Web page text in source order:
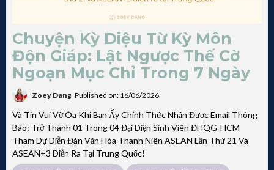
Chuyện Kỳ Diệu Từ Kỳ Môn
Độn Giáp: Lật Ngược Thế Cờ
Ngoạn Mục Chỉ Trong 7 Ngày
Zoey Dang Published on: 16/06/2026
Và Tin Vui Vỡ Òa Khi Bạn Ấy Chính Thức Nhận Được Email Thông
Báo: Trở Thành 01 Trong 04 Đại Diện Sinh Viên ĐHQG-HCM
Tham Dự Diễn Đàn Văn Hóa Thanh Niên ASEAN Lần Thứ 21 Và
ASEAN+3 Diễn Ra Tại Trung Quốc!